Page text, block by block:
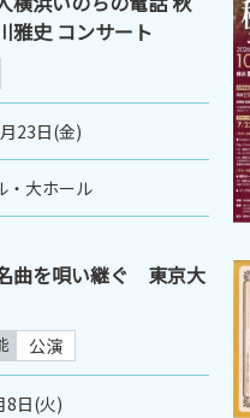
史 コンサート
23日(金)
・大ホール
曲を唄い継ぐ 東京大
公演
8日(火)